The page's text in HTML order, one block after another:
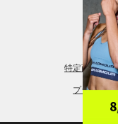
レギンス＆タイツ
特定商取引法
プライバシ